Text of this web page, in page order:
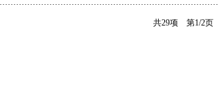
共29项 第1/2